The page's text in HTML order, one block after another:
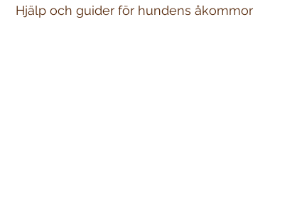
Hjälp och guider för hundens åkommor